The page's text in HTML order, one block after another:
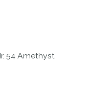
54 Amethyst